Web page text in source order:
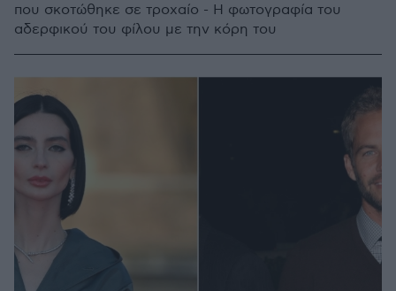
που σκοτώθηκε σε τροχαίο - Η φωτογραφία του
αδερφικού του φίλου με την κόρη του